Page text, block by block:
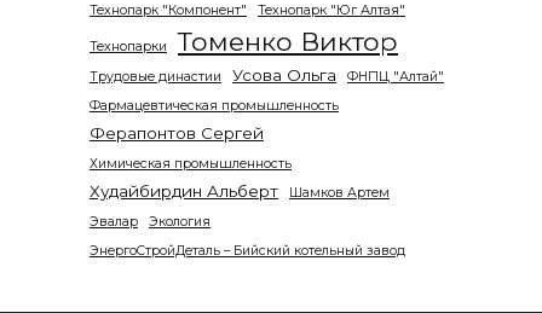
Технопарк "Компонент"
Технопарк "Юг Алтая"
Технопарки Томенко Виктор
Трудовые династии Усова Ольга
ФНПЦ "Алтай"
Фармацевтическая промышленность
Ферапонтов Сергей
Химическая промышленность
Худайбирдин Альберт
Шамков Артем
Эвалар
Экология
ЭнергоСтройДеталь – Бийский котельный завод